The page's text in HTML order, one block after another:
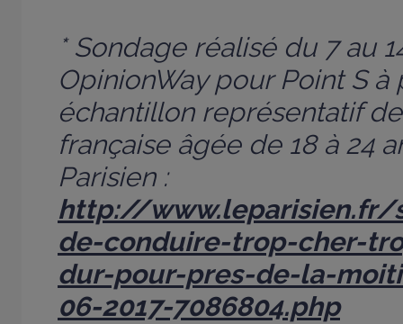
* Sondage réalisé du 7 au
OpinionWay pour Point S à
échantillon représentatif
française âgée de 18 à 24
Parisien :
http://www.leparisien.fr/
de-conduire-trop-cher-
dur-pour-pres-de-la-
06-2017-7086804.php